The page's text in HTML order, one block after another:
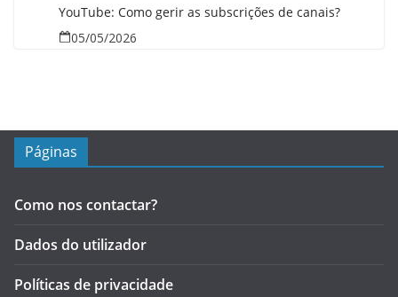
YouTube: Como gerir as subscrições de canais?
05/05/2026
Páginas
Como nos contactar?
Dados do utilizador
Políticas de privacidade